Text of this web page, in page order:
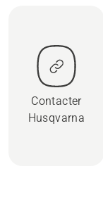
Contacter
Husqvarna